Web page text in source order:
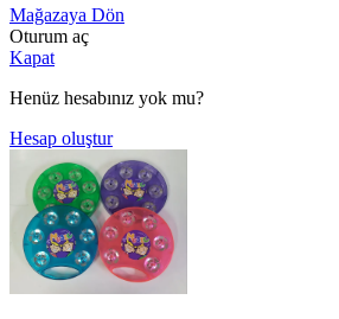
Mağazaya Dön
Oturum aç
Kapat
Henüz hesabınız yok mu?
Hesap oluştur